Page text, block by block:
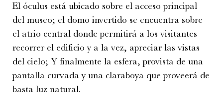
El óculus está ubicado sobre el acceso principal
del museo; el domo invertido se encuentra sobre
el atrio central donde permitirá a los visitantes
recorrer el edificio y a la vez, apreciar las vistas
del cielo; Y finalmente la esfera, provista de una
pantalla curvada y una claraboya que proveerá de
basta luz natural.